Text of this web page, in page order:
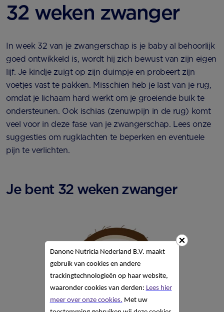
32 weken zwanger
In week 32 van je zwangerschap is je baby al behoorlijk
goed ontwikkeld is, wordt hij zich bewust van zijn eigen
lijf. Je kindje zuigt op zijn duimpje en probeert zijn
voetjes vast te pakken. Misschien heb je last van je rug,
omdat je lichaam hard werkt om je groeiende buik te
ondersteunen. Ook ischias (zenuwpijn in de rug) komt
veel voor in deze fase van je zwangerschap. Lees onze
suggesties om rugklachten te beperken en eventuele
pijn te verlichten.
Je bent 32 weken zwanger
Danone Nutricia Nederland B.V. maakt
gebruik van cookies en andere
trackingtechnologieën op haar website,
waaronder cookies van derden: Lees hier
meer over onze cookies. Met uw